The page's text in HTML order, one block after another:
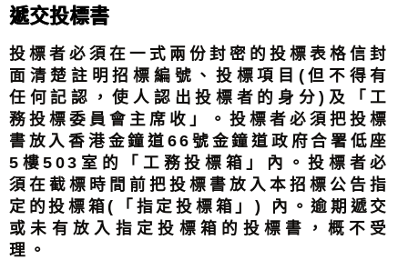
遞交投標書
投標者必須在一式兩份封密的投標表格信封
面清楚註明招標編號、投標項目(但不得有
任何記認，使人認出投標者的身分)及「工
務投標委員會主席收」。投標者必須把投標
書放入香港金鐘道66號金鐘道政府合署低座
5樓503室的「工務投標箱」內。投標者必
須在截標時間前把投標書放入本招標公告指
定的投標箱(「指定投標箱」) 內。逾期遞交
或未有放入指定投標箱的投標書，概不受
理。